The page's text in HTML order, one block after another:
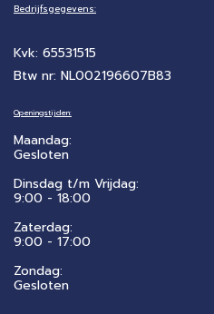
Bedrijfsgegevens:
Kvk: 65531515
Btw nr: NL002196607B83
Openingstijden:
Maandag:
Gesloten
Dinsdag t/m Vrijdag:
9:00 - 18:00
Zaterdag:
​9:00 - 17:00
Zondag:
Gesloten